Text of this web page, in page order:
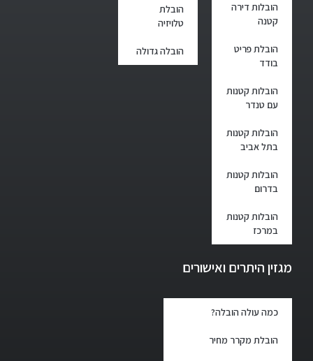
הובלות דירה
קטנה
הובלת פריט
בודד
הובלות קטנות
עם טנדר
הובלות קטנות
בתל אביב
הובלות קטנות
בדרום
הובלות קטנות
במרכז
הובלת
טלויזיה
הובלה גדולה
מגזין היתרים ואישורים
כמה עולה הובלה?
הובלת מקרר מחיר